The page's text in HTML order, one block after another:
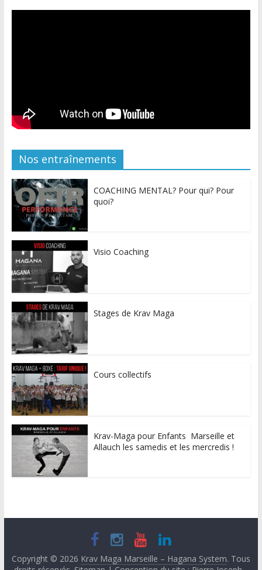
Nos entraînements
COACHING MENTAL? Pour qui? Pour
quoi?
Visio Coaching
Stages de Krav Maga
Cours collectifs
Krav-Maga pour Enfants Marseille et
Allauch les samedis et les mercredis !
Copyright © 2026 Krav Maga Marseille – Hagana System. Tous